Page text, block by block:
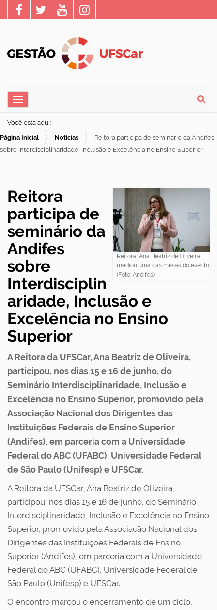
Busca
e
g
ç
Toggle navigation
Você está aqui:
Página Inicial Notícias
Reitora participa de seminário da Andifes
sobre Interdisciplinaridade, Inclusão e Excelência no Ensino Superior
Reitora, Ana Beatriz de Oliveira,
mediou uma das mesas do evento
(Foto: Andifes)
Reitora
participa de
seminário da
Andifes
sobre
Interdisciplin
aridade, Inclusão e
Excelência no Ensino
Superior
A Reitora da UFSCar, Ana Beatriz de Oliveira,
participou, nos dias 15 e 16 de junho, do
Seminário Interdisciplinaridade, Inclusão e
Excelência no Ensino Superior, promovido pela
Associação Nacional dos Dirigentes das
Instituições Federais de Ensino Superior
(Andifes), em parceria com a Universidade
Federal do ABC (UFABC), Universidade Federal
de São Paulo (Unifesp) e UFSCar.
A Reitora da UFSCar, Ana Beatriz de Oliveira,
participou, nos dias 15 e 16 de junho, do Seminário
Interdisciplinaridade, Inclusão e Excelência no Ensino
Superior, promovido pela Associação Nacional dos
Dirigentes das Instituições Federais de Ensino
Superior (Andifes), em parceria com a Universidade
Federal do ABC (UFABC), Universidade Federal de
São Paulo (Unifesp) e UFSCar.
O encontro marcou o encerramento de um ciclo,